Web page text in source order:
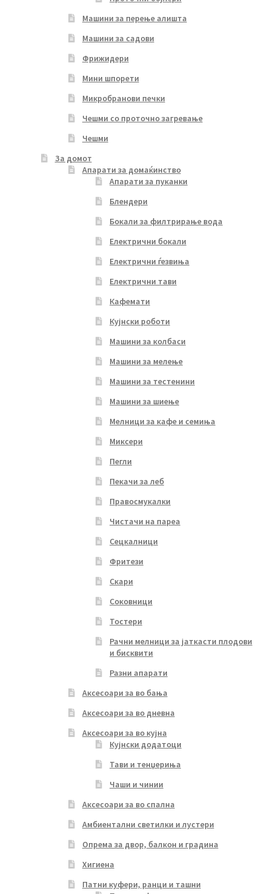
Машини за перење алишта
Машини за садови
Фрижидери
Мини шпорети
Микробранови печки
Чешми со проточно загревање
Чешми
За домот
Апарати за домаќинство
Апарати за пуканки
Блендери
Бокали за филтрирање вода
Електрични бокали
Електрични ѓезвиња
Електрични тави
Кафемати
Кујнски роботи
Машини за колбаси
Машини за мелење
Машини за тестенини
Машини за шиење
Мелници за кафе и семиња
Миксери
Пегли
Пекачи за леб
Правосмукалки
Чистачи на пареа
Сецкалници
Фритези
Скари
Соковници
Тостери
Рачни мелници за јаткасти плодови
и бисквити
Разни апарати
Аксесоари за во бања
Аксесоари за во дневна
Аксесоари за во кујна
Кујнски додатоци
Тави и тенџериња
Чаши и чинии
Аксесоари за во спална
Амбиентални светилки и лустери
Опрема за двор, балкон и градина
Хигиена
Патни куфери, ранци и ташни